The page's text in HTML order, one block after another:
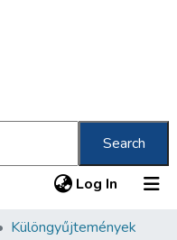
Search
Log In (current)
Különgyűjtemények